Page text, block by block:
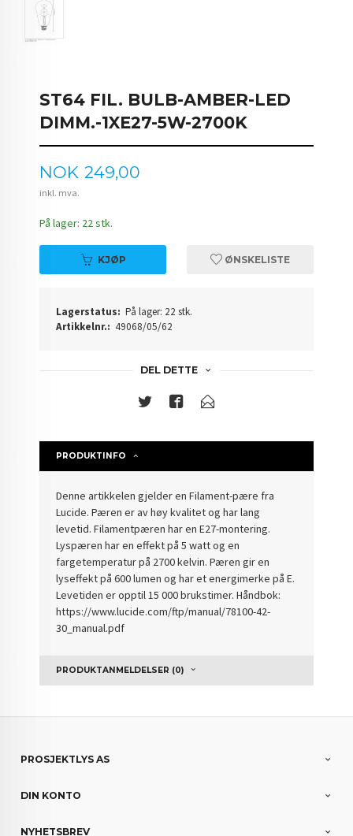
ST64 FIL. BULB-AMBER-LED
DIMM.-1XE27-5W-2700K
Pris
NOK 249,00
inkl. mva.
På lager: 22 stk.
KJØP ØNSKELISTE
Lagerstatus: På lager: 22 stk.
Artikkelnr.: 49068/05/62
DEL DETTE
PRODUKTINFO
Denne artikkelen gjelder en Filament-pære fra
Lucide. Pæren er av høy kvalitet og har lang
levetid. Filamentpæren har en E27-montering.
Lyspæren har en effekt på 5 watt og en
fargetemperatur på 2700 kelvin. Pæren gir en
lyseffekt på 600 lumen og har et energimerke på E.
Levetiden er opptil 15 000 brukstimer. Håndbok:
https://www.lucide.com/ftp/manual/78100-42-
30_manual.pdf
PRODUKTANMELDELSER (0)
PROSJEKTLYS AS
DIN KONTO
NYHETSBREV